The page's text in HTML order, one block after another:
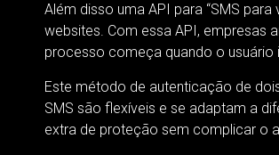
Além disso uma API para “SMS
websites. Com essa API, empresas
processo começa quando o usuário
Este método de autenticação de
SMS são flexíveis e se adaptam a
extra de proteção sem complicar o